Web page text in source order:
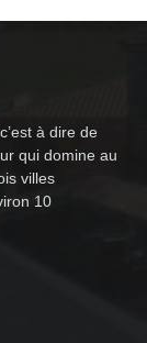
à dire de
qui domine au
villes
10